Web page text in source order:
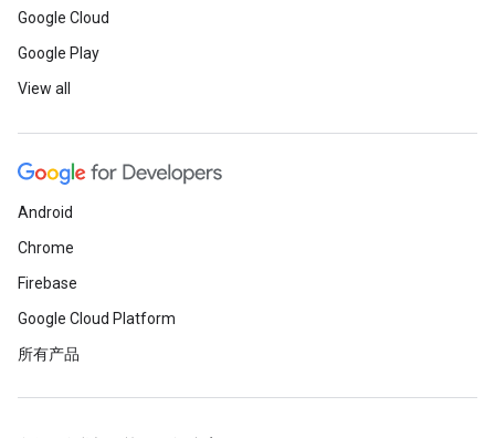
Google Cloud
Google Play
View all
Android
Chrome
Firebase
Google Cloud Platform
所有产品